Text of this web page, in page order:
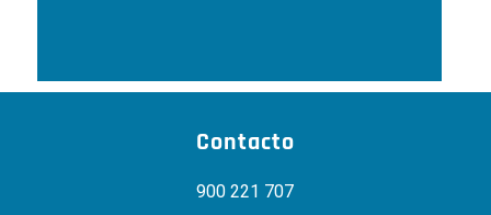
Contacto
900 221 707